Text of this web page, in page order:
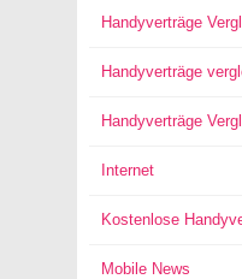
Handyverträge
Handyverträge
Handyverträge
Internet
Kostenlose
Mobile News